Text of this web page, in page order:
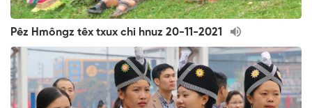
Pêz Hmôngz têx txux chi hnuz 20-11-2021